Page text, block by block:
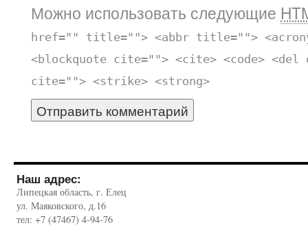
Можно использовать следующие
href="" title=""> <abbr title="">
<blockquote cite=""> <cite> <code> <del
cite=""> <strike> <strong>
Наш адрес:
Липецкая область, г. Елец
ул. Маяковского, д.16
тел: +7 (47467) 4-94-76